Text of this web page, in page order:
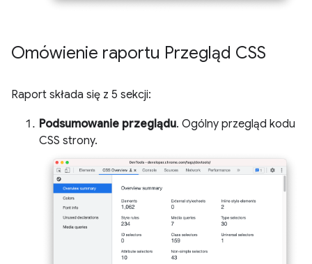
Omówienie raportu Przegląd CSS
Raport składa się z 5 sekcji:
Podsumowanie przeglądu. Ogólny przegląd kodu
CSS strony.